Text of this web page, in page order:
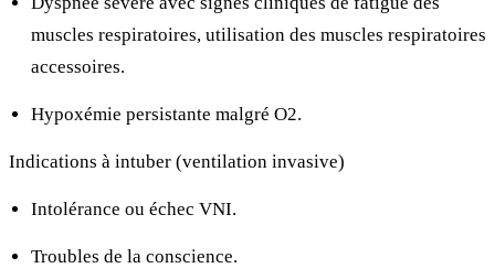
muscles respiratoires, utilisation des muscles respiratoires
accessoires.
Hypoxémie persistante malgré O2.
Indications à intuber (ventilation invasive)
Intolérance ou échec VNI.
Troubles de la conscience.